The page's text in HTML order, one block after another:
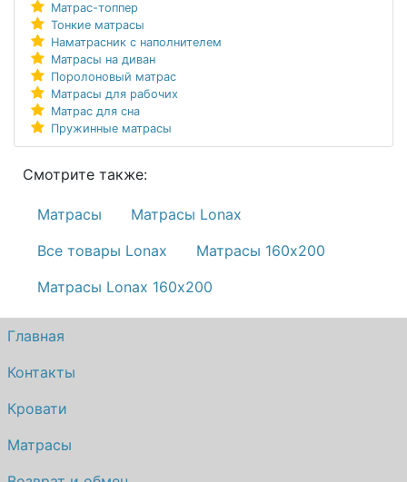
Матрас-топпер
Тонкие матрасы
Наматрасник с наполнителем
Матрасы на диван
Поролоновый матрас
Матрасы для рабочих
Матрас для сна
Пружинные матрасы
Смотрите также:
Матрасы
Матрасы Lonax
Все товары Lonax
Матрасы 160х200
Матрасы Lonax 160х200
Главная
Контакты
Кровати
Матрасы